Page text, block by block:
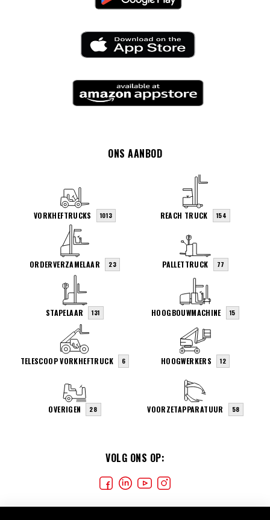
VOLG ONS OP:
ONS AANBOD
VORKHEFTRUCKS 1013 REACH TRUCK 154
ORDERVERZAMELAAR 23 PALLETTRUCK 77
STAPELAAR 131 HOOGBOUWMACHINE 15
TELESCOOP VORKHEFTRUCK 6 HOOGWERKERS 12
OVERIGEN 28 VOORZETAPPARATUUR 58